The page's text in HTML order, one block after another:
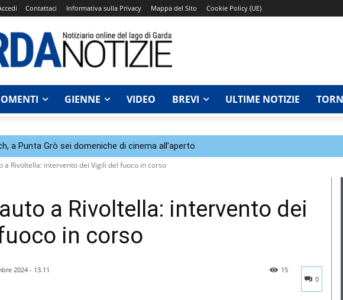
Contattaci Informativa sulla Privacy Mappa del Sito Cookie Policy (UE)
GIENNE VIDEO BREVI ULTIME NOTIZIE
a Punta Grò sei domeniche di cinema all’aperto
a Rivoltella: intervento dei Vigili del fuoco in corso
a Rivoltella: intervento dei
in corso
2024 - 13.11
0
15